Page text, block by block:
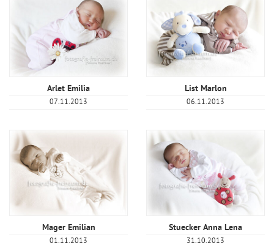
Arlet Emilia
07.11.2013
List Marlon
06.11.2013
Mager Emilian
01.11.2013
Stuecker Anna Lena
31.10.2013